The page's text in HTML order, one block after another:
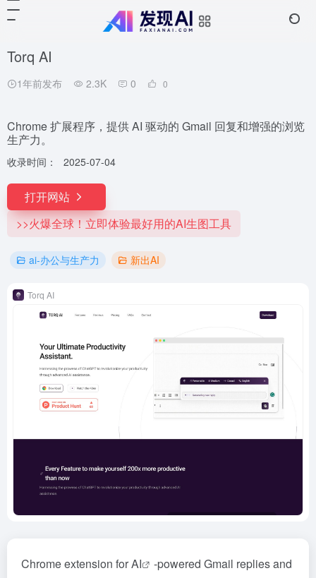
Torq AI
1年前发布 2.3K 0 0
Chrome 扩展程序，提供 AI 驱动的 Gmail 回复和增强的浏览
生产力。
收录时间： 2025-07-04
打开网站
>>火爆全球！立即体验最好用的AI生图工具
ai-办公与生产力 新出AI
Torq AI
Chrome extension forAI
-powered Gmail replies and